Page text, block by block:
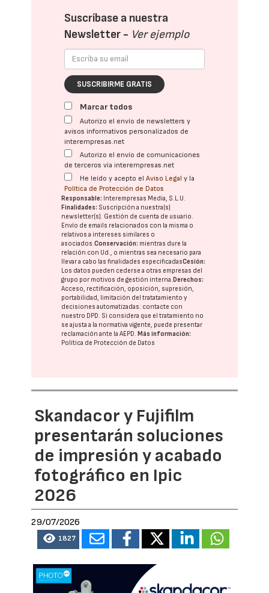
Suscríbase a nuestra
Newsletter - Ver ejemplo
SUSCRIBIRME GRATIS
Marcar todos
Autorizo el envío de newsletters y
avisos informativos personalizados de
interempresas.net
Autorizo el envío de comunicaciones
de terceros vía interempresas.net
He leído y acepto elAviso Legal y la
Política de Protección de Datos
Responsable: Interempresas Media, S.L.U.
Finalidades: Suscripción a nuestra(s)
newsletter(s). Gestión de cuenta de usuario.
Envío de emails relacionados con la misma o
relativos a intereses similares o
asociados.Conservación: mientras dure la
relación con Ud., o mientras sea necesario para
llevar a cabo las finalidades especificadasCesión:
Los datos pueden cederse a otras empresas del
grupo por motivos de gestión interna.Derechos:
Acceso, rectificación, oposición, supresión,
portabilidad, limitación del tratatamiento y
decisiones automatizadas: contacte con
nuestro DPD. Si considera que el tratamiento no
se ajusta a la normativa vigente, puede presentar
reclamación ante laAEPD.Más información:
Política de Protección de Datos
Skandacor y Fujifilm
presentarán soluciones
de impresión y acabado
fotográfico en Ipic
2026
29/07/2026
1827